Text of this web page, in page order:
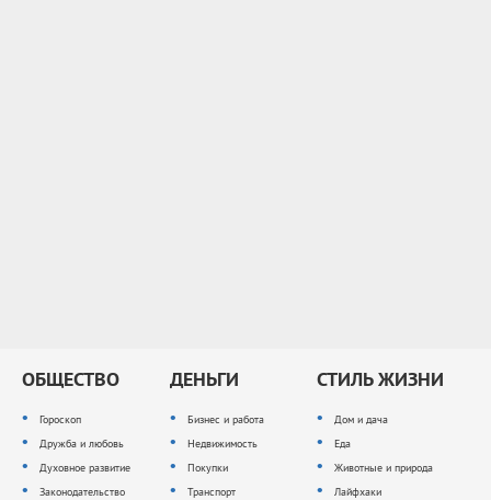
ОБЩЕСТВО
Гороскоп
Дружба и любовь
Духовное развитие
Законодательство
ДЕНЬГИ
Бизнес и работа
Недвижимость
Покупки
Транспорт
СТИЛЬ ЖИЗНИ
Дом и дача
Еда
Животные и природа
Лайфхаки